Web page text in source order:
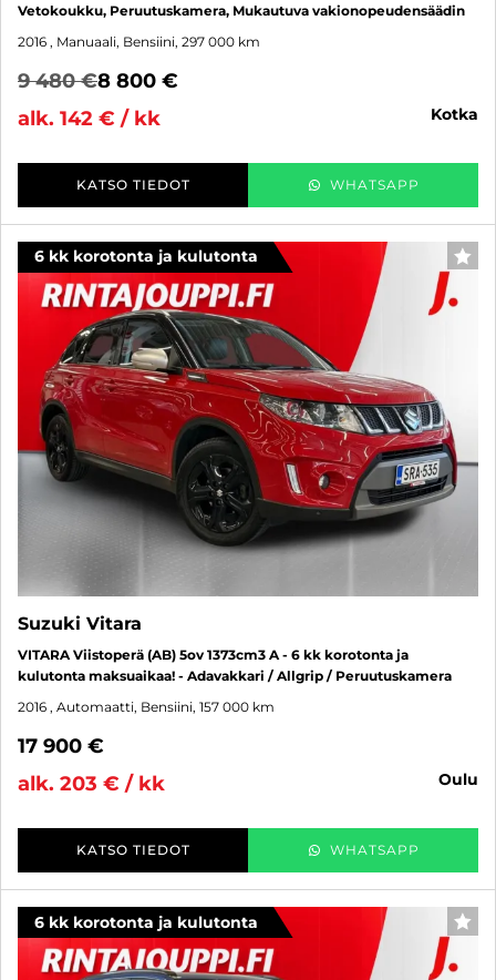
Vetokoukku, Peruutuskamera, Mukautuva vakionopeudensäädin
2016 , Manuaali, Bensiini, 297 000 km
9 480 €8 800 €
alk. 142 € / kk
kotka
KATSO TIEDOT WHATSAPP
6 kk korotonta ja kulutonta
Suzuki Vitara
VITARA Viistoperä (AB) 5ov 1373cm3 A - 6 kk korotonta ja
kulutonta maksuaikaa! - Adavakkari / Allgrip / Peruutuskamera
2016 , Automaatti, Bensiini, 157 000 km
17 900 €
alk. 203 € / kk
oulu
KATSO TIEDOT WHATSAPP
6 kk korotonta ja kulutonta